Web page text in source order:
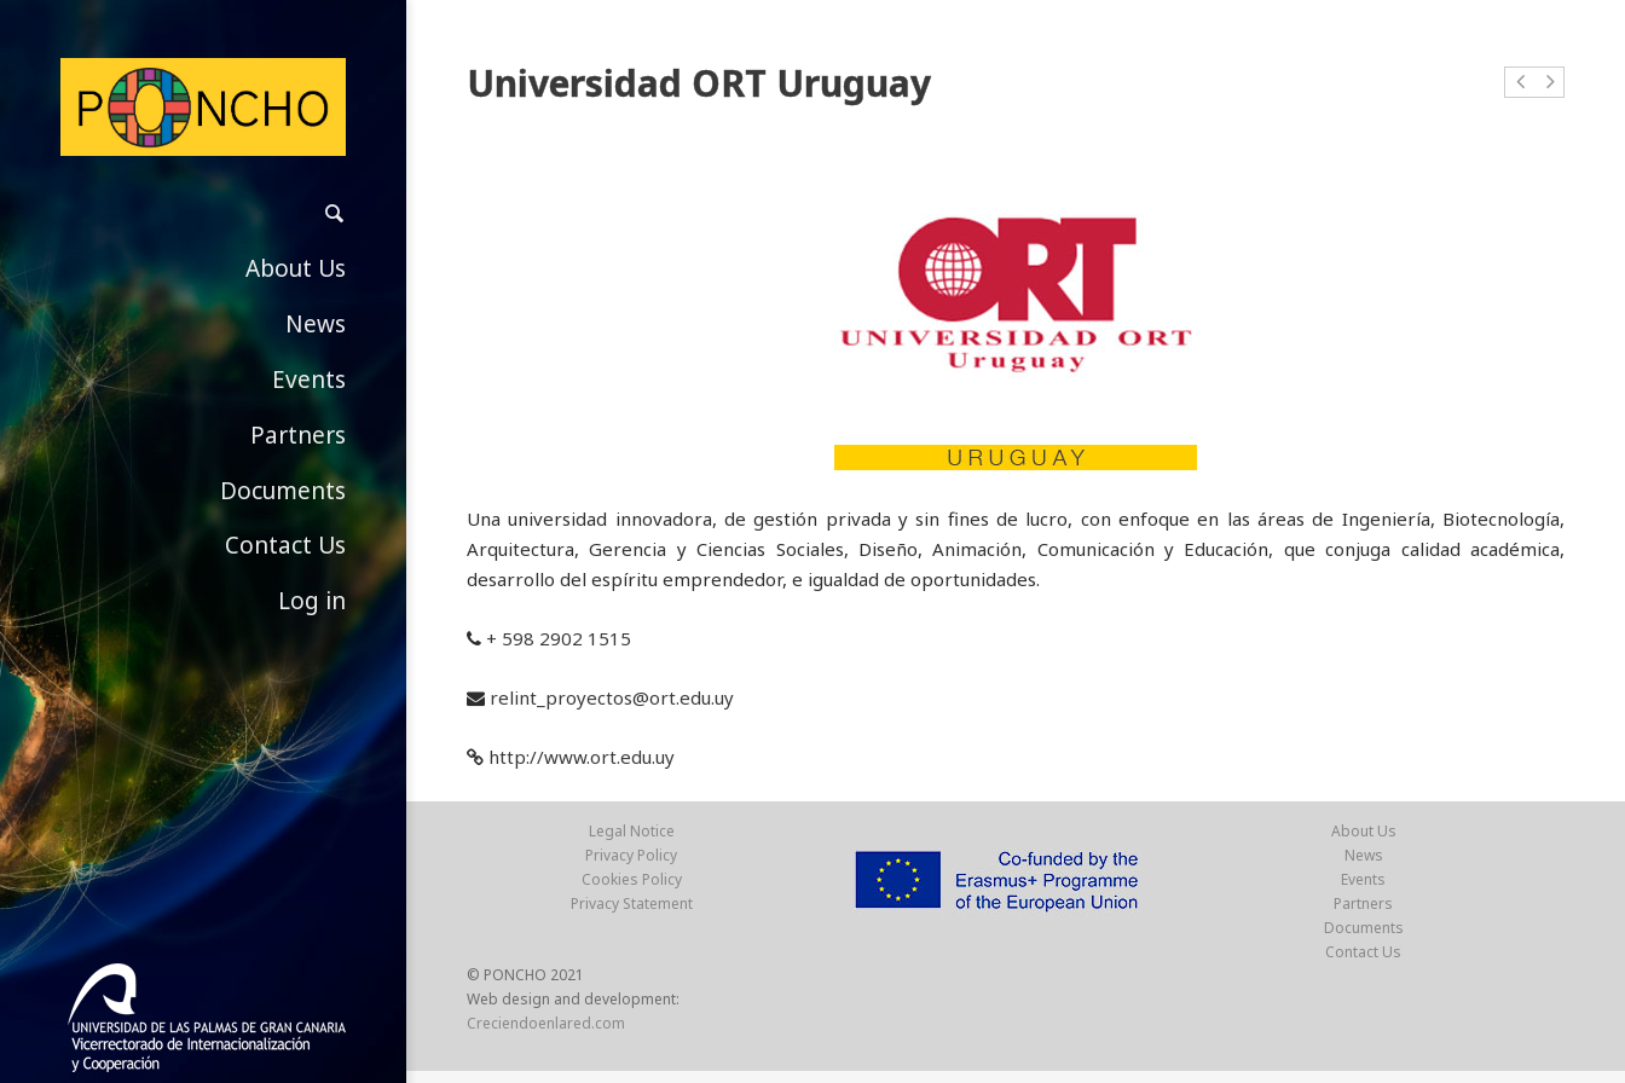
About Us
News
Events
Partners
Documents
Contact Us
Log in
Universidad ORT Uruguay
Una universidad innovadora, de gestión privada y sin fines de lucro, con enfoque en las áreas de Ingeniería, Biotecnología,
Arquitectura, Gerencia y Ciencias Sociales, Diseño, Animación, Comunicación y Educación, que conjuga calidad académica,
desarrollo del espíritu emprendedor, e igualdad de oportunidades.
+ 598 2902 1515
relint_proyectos@ort.edu.uy
http://www.ort.edu.uy
Legal Notice
Privacy Policy
Cookies Policy
Privacy Statement
© PONCHO 2021
Web design and development:
Creciendoenlared.com
About Us
News
Events
Partners
Documents
Contact Us